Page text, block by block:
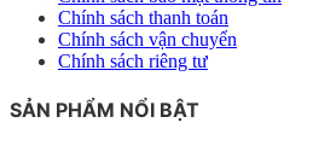
Chính sách thanh toán
Chính sách vận chuyển
Chính sách riêng tư
SẢN PHẨM NỔI BẬT